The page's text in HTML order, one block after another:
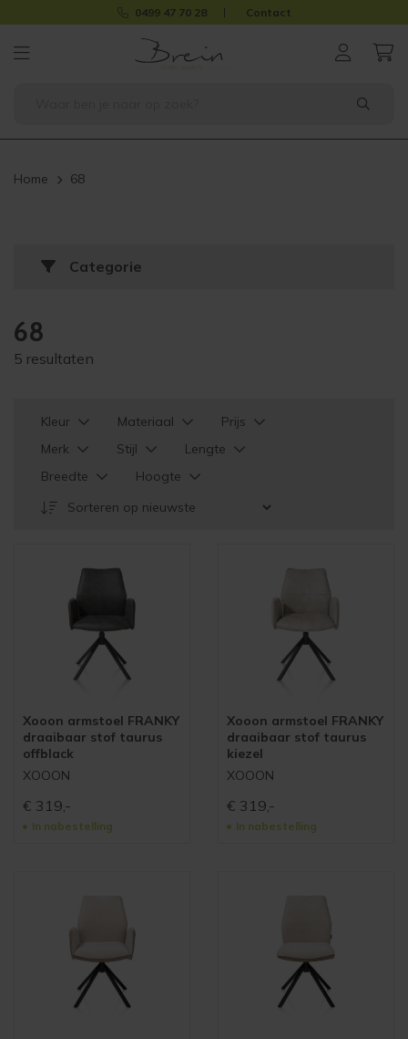
0499 47 70 28 Contact
Home 68
Categorie
68
5 resultaten
Kleur Materiaal
Prijs
Merk
Stijl
Lengte
Breedte
Hoogte
Xooon armstoel FRANKY
draaibaar stof taurus
offblack
XOOON
€ 319,-
In nabestelling
Xooon armstoel FRANKY
draaibaar stof taurus
kiezel
XOOON
€ 319,-
In nabestelling